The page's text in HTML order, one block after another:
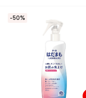
-50%